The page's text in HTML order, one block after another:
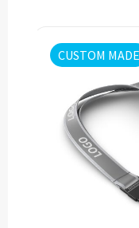
Snoep bedrukken
Lollies bedrukken
Chocolade &
Kauwgom bedrukken
CUSTOM MADE